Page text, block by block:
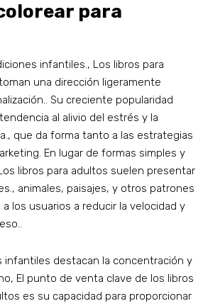
para
infantiles., Los libros para
una dirección ligeramente
Su creciente popularidad
al alivio del estrés y la
que da forma tanto a las estrategias
En lugar de formas simples y
libros para adultos suelen presentar
animales, paisajes, y otros patrones
los usuarios a reducir la velocidad y
infantiles destacan la concentración y
El punto de venta clave de los libros
es su capacidad para proporcionar